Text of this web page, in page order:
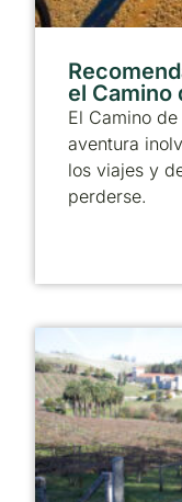
el Camino
El Camino
aventura
los viajes y
perderse.